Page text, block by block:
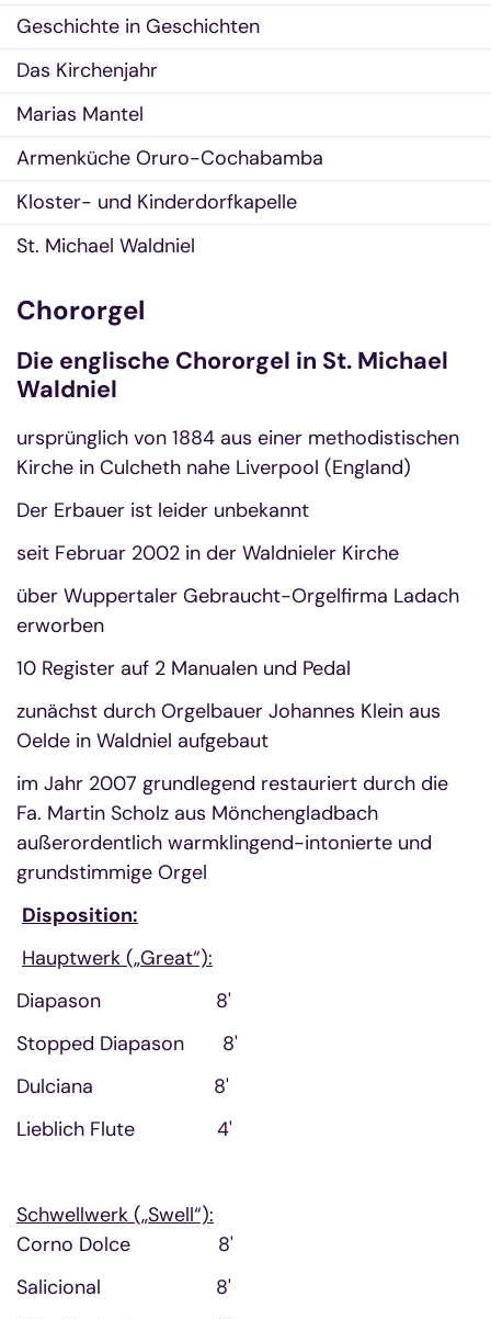
Geschichte in Geschichten
Das Kirchenjahr
Marias Mantel
Armenküche Oruro-Cochabamba
Kloster- und Kinderdorfkapelle
St. Michael Waldniel
Chororgel
Die englische Chororgel in St. Michael
Waldniel
ursprünglich von 1884 aus einer methodistischen
Kirche in Culcheth nahe Liverpool (England)
Der Erbauer ist leider unbekannt
seit Februar 2002 in der Waldnieler Kirche
über Wuppertaler Gebraucht-Orgelfirma Ladach
erworben
10 Register auf 2 Manualen und Pedal
zunächst durch Orgelbauer Johannes Klein aus
Oelde in Waldniel aufgebaut
im Jahr 2007 grundlegend restauriert durch die
Fa. Martin Scholz aus Mönchengladbach
außerordentlich warmklingend-intonierte und
grundstimmige Orgel
Disposition:
Hauptwerk („Great“):
Diapason 8'
Stopped Diapason 8'
Dulciana 8'
Lieblich Flute 4'
Schwellwerk („Swell“):
Corno Dolce 8'
Salicional 8'